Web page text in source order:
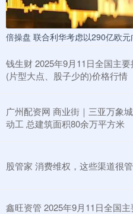
倍操盘 联合利华考虑以290亿欧
钱生财 2025年9月11日全国主
(片型大点、股子少的)价格行情
广州配资网 商业街｜三亚万象
动工 总建筑面积80余万平方米
股管家 消费维权，这些渠道很
鑫旺资管 2025年9月11日全国